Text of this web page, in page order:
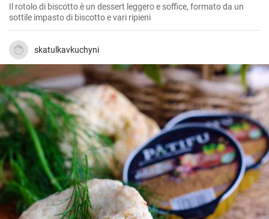
Il rotolo di biscotto è un dessert leggero e soffice, formato da un
sottile impasto di biscotto e vari ripieni
skatulkavkuchyni